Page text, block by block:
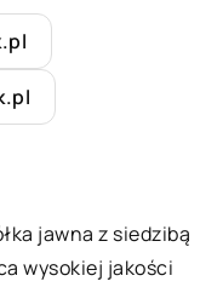
jawna z siedzibą
wysokiej jakości